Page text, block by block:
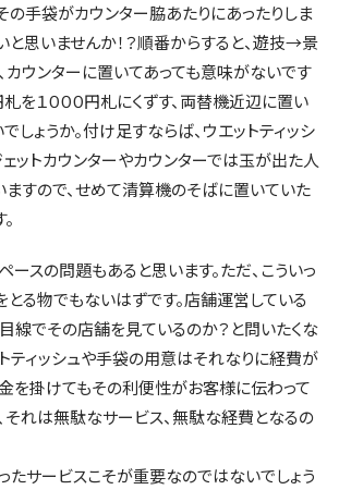
の手袋がカウンター脇あたりにあったりしま
と思いませんか！？順番からすると、遊技→景
カウンターに置いてあっても意味がないです
を１０００円札にくずす、両替機近辺に置い
しょうか。付け足すならば、ウエットティッシ
ットカウンターやカウンターでは玉が出た人
ますので、せめて清算機のそばに置いていた
ースの問題もあると思います。ただ、こういっ
る物でもないはずです。店舗運営している
線でその店舗を見ているのか？と問いたくな
ティッシュや手袋の用意はそれなりに経費が
を掛けてもその利便性がお客様に伝わって
それは無駄なサービス、無駄な経費となるの
たサービスこそが重要なのではないでしょう